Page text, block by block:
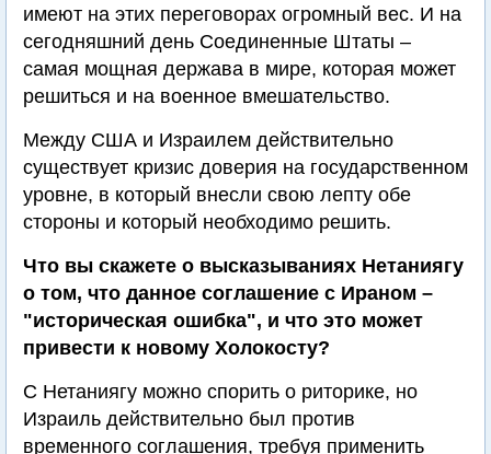
имеют на этих переговорах огромный вес. И на
сегодняшний день Соединенные Штаты –
самая мощная держава в мире, которая может
решиться и на военное вмешательство.
Между США и Израилем действительно
существует кризис доверия на государственном
уровне, в который внесли свою лепту обе
стороны и который необходимо решить.
Что вы скажете о высказываниях Нетаниягу
о том, что данное соглашение с Ираном –
"историческая ошибка", и что это может
привести к новому Холокосту?
С Нетаниягу можно спорить о риторике, но
Израиль действительно был против
временного соглашения, требуя применить